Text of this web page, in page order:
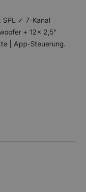
✓ 7-Kanal
+ 12x 2,5"
| App-Steuerung.